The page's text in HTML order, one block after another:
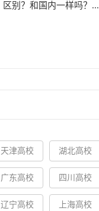
区别？和国内一样吗？...
天津高校 湖北高校
广东高校 四川高校
辽宁高校 上海高校